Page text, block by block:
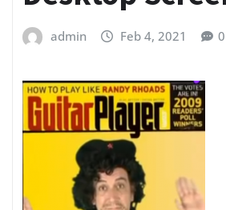
admin Feb 4, 2021 0